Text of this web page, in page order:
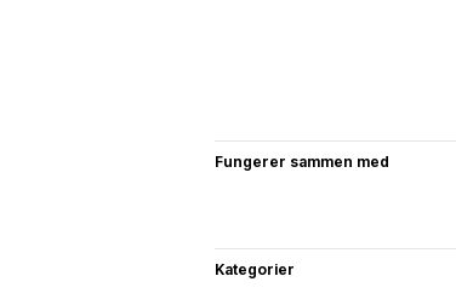
Fungerer sammen med
Kategorier